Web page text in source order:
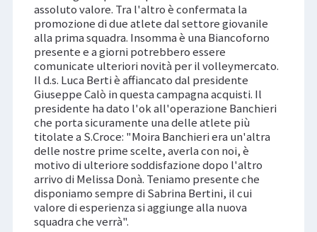
assoluto valore. Tra l'altro è confermata la
promozione di due atlete dal settore giovanile
alla prima squadra. Insomma è una Biancoforno
presente e a giorni potrebbero essere
comunicate ulteriori novità per il volleymercato.
Il d.s. Luca Berti è affiancato dal presidente
Giuseppe Calò in questa campagna acquisti. Il
presidente ha dato l'ok all'operazione Banchieri
che porta sicuramente una delle atlete più
titolate a S.Croce: "Moira Banchieri era un'altra
delle nostre prime scelte, averla con noi, è
motivo di ulteriore soddisfazione dopo l'altro
arrivo di Melissa Donà. Teniamo presente che
disponiamo sempre di Sabrina Bertini, il cui
valore di esperienza si aggiunge alla nuova
squadra che verrà".